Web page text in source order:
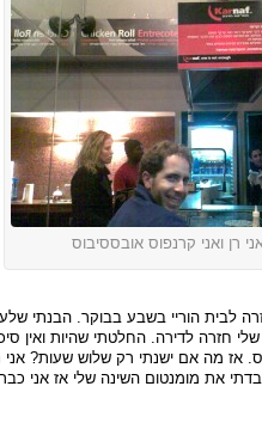
רן ואני קרנפוס אובססיבוס
לבית הוריי בשבע בבוקר. הבנתי
לדירה. החלטתי שהיות ואין
מה אם ישנתי רק שלוש שעות? אני